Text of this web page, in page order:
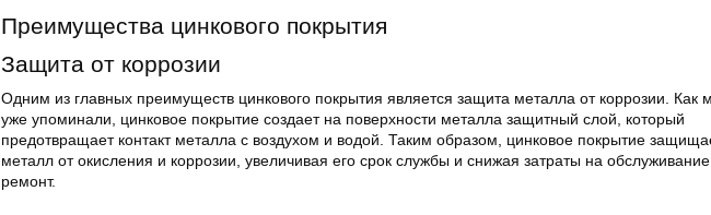
Преимущества цинкового покрытия
Защита от коррозии
Одним из главных преимуществ цинкового покрытия является защита металла от коррозии. Как
уже упоминали, цинковое покрытие создает на поверхности металла защитный слой, который
предотвращает контакт металла с воздухом и водой. Таким образом, цинковое покрытие
металл от окисления и коррозии, увеличивая его срок службы и снижая затраты на
ремонт.